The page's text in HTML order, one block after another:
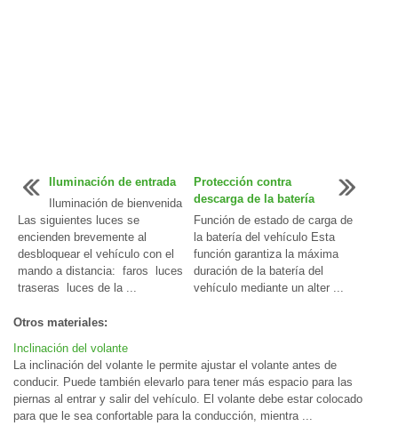
Iluminación de entrada
Iluminación de bienvenida
Las siguientes luces se
encienden brevemente al
desbloquear el vehículo con el
mando a distancia: faros luces
traseras luces de la ...
Protección contra
descarga de la batería
Función de estado de carga de
la batería del vehículo Esta
función garantiza la máxima
duración de la batería del
vehículo mediante un alter ...
Otros materiales:
Inclinación del volante
La inclinación del volante le permite ajustar el volante antes de
conducir. Puede también elevarlo para tener más espacio para las
piernas al entrar y salir del vehículo. El volante debe estar colocado
para que le sea confortable para la conducción, mientra ...